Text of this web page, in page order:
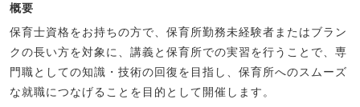
概要
保育士資格をお持ちの方で、保育所勤務未経験者またはブラン
クの長い方を対象に、講義と保育所での実習を行うことで、専
門職としての知識・技術の回復を目指し、保育所へのスムーズ
な就職につなげることを目的として開催します。